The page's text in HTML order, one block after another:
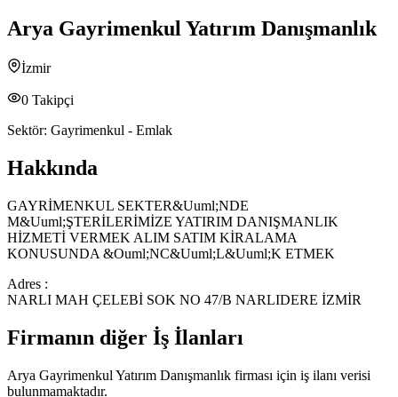
Arya Gayrimenkul Yatırım Danışmanlık
İzmir
0 Takipçi
Sektör: Gayrimenkul - Emlak
Hakkında
GAYRİMENKUL SEKTER&Uuml;NDE
M&Uuml;ŞTERİLERİMİZE YATIRIM DANIŞMANLIK
HİZMETİ VERMEK ALIM SATIM KİRALAMA
KONUSUNDA &Ouml;NC&Uuml;L&Uuml;K ETMEK
Adres :
NARLI MAH ÇELEBİ SOK NO 47/B NARLIDERE İZMİR
Firmanın diğer İş İlanları
Arya Gayrimenkul Yatırım Danışmanlık firması için iş ilanı verisi
bulunmamaktadır.